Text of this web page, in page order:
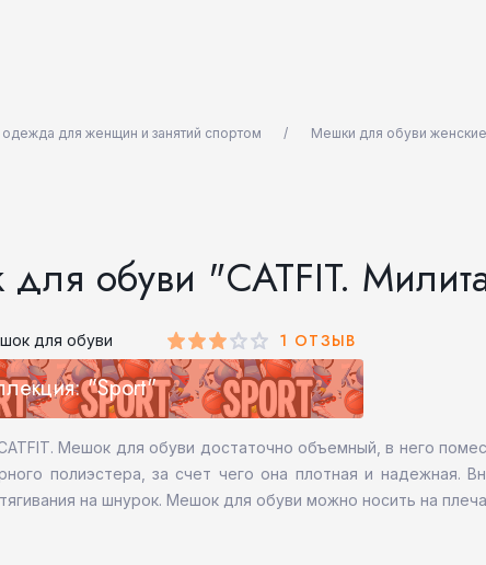
для женщин и занятий спортом Мешки для обуви женские
обуви "CATFIT.
для обуви 1 ОТЗЫВ
"Sport"
Мешок для обуви достаточно объемный, в него
полиэстера, за счет чего она плотная и надежная.
на шнурок. Мешок для обуви можно носить на